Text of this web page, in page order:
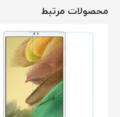
محصولات مرتبط